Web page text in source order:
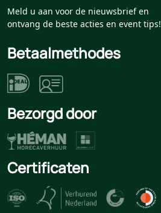
Meld u aan voor de nieuwsbrief en
ontvang de beste acties en event tips!
Betaalmethodes
Bezorgd door
Certificaten